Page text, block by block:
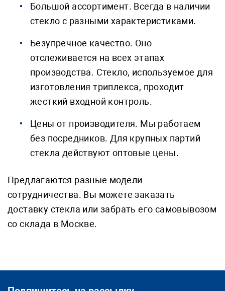
Большой ассортимент. Всегда в наличии
стекло с разными характеристиками.
Безупречное качество. Оно
отслеживается на всех этапах
производства. Стекло, используемое для
изготовления триплекса, проходит
жесткий входной контроль.
Цены от производителя. Мы работаем
без посредников. Для крупных партий
стекла действуют оптовые цены.
Предлагаются разные модели
сотрудничества. Вы можете заказать
доставку стекла или забрать его самовывозом
со склада в Москве.